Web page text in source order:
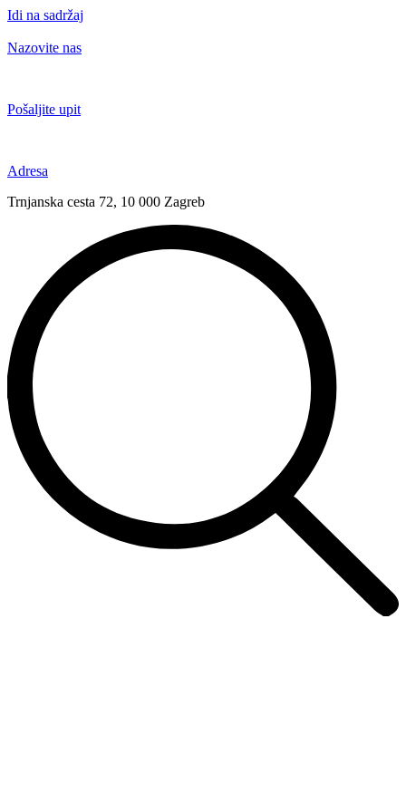
Idi na sadržaj
Nazovite nas
Pošaljite upit
Adresa
Trnjanska cesta 72, 10 000 Zagreb